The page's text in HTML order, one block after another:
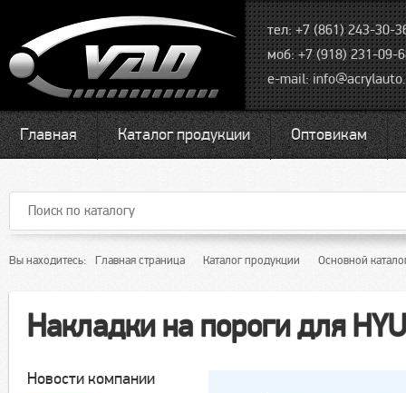
тел: +7 (861) 243-30-
моб: +7 (918) 231-09-
e-mail:
Главная Каталог продукции Оптовикам
Вы находитесь: Главная страница Каталог продукции Основной
Накладки на пороги для
Новости компании